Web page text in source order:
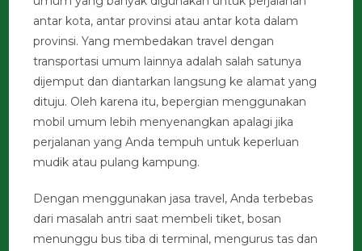
antar kota, antar provinsi atau antar kota dalam
provinsi. Yang membedakan travel dengan
transportasi umum lainnya adalah salah satunya
dijemput dan diantarkan langsung ke alamat yang
dituju. Oleh karena itu, bepergian menggunakan
mobil umum lebih menyenangkan apalagi jika
perjalanan yang Anda tempuh untuk keperluan
mudik atau pulang kampung.
Dengan menggunakan jasa travel, Anda terbebas
dari masalah antri saat membeli tiket, bosan
menunggu bus tiba di terminal, mengurus tas dan